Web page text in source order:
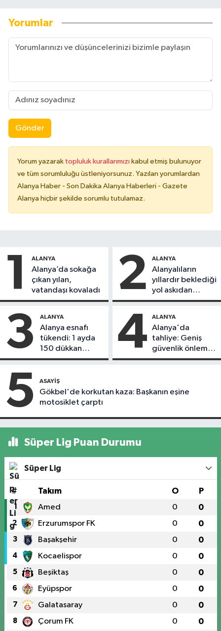
Yorumlar
Gönder
Yorum yazarak topluluk kurallarımızı kabul etmiş bulunuyor
ve tüm sorumluluğu üstleniyorsunuz. Yazılan yorumlardan
Alanya Haber - Son Dakika Alanya Haberleri - Gazete
Alanya hiçbir şekilde sorumlu tutulamaz.
1 ALANYA
Alanya’da sokağa
çıkan yılan,
vatandaşı kovaladı
2 ALANYA
Alanyalıların
yıllardır beklediği
yol askıdan
döndü
3 ALANYA
Alanya esnafı
tükendi: 1 ayda
150 dükkan
kapandı
4 ALANYA
Alanya'da
tahliye: Geniş
güvenlik önlemi
alındı
5 ASAYIŞ
Gökbel'de korkutan kaza: Başkanın eşine
motosiklet çarptı
Süper Lig Puan Durumu
Süper Lig
# Takım O P
1 Amed 0 0
2 Erzurumspor FK 0 0
3 Başakşehir 0 0
4 Kocaelispor 0 0
5 Beşiktaş 0 0
6 Eyüpspor 0 0
7 Galatasaray 0 0
8 Çorum FK 0 0